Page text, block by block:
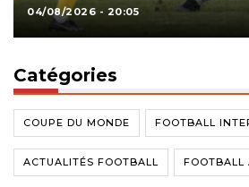
04/08/2026 - 20:05
Catégories
COUPE DU MONDE FOOTBALL
ACTUALITÉS FOOTBALL FOOTBALL